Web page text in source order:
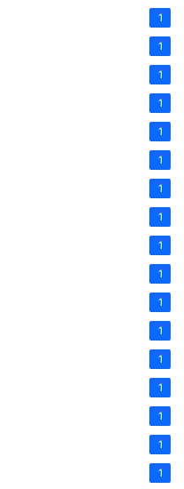
1
1
1
1
1
1
1
1
1
1
1
1
1
1
1
1
1